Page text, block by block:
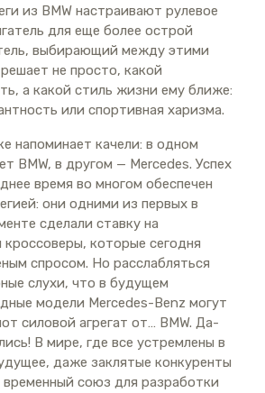
из BMW настраивают рулевое
для еще более острой
выбирающий между этими
не просто, какой
а какой стиль жизни ему ближе:
или спортивная харизма.
напоминает качели: в одном
BMW, в другом — Mercedes. Успех
время во многом обеспечен
они одними из первых в
сделали ставку на
которые сегодня
спросом. Но расслабляться
слухи, что в будущем
модели Mercedes-Benz могут
силовой агрегат от… BMW. Да-
В мире, где все устремлены в
даже заклятые конкуренты
союз для разработки